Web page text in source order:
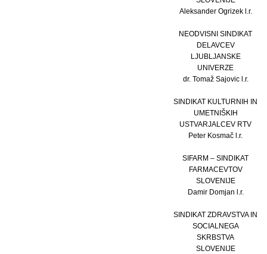
Aleksander Ogrizek l.r.
NEODVISNI SINDIKAT
DELAVCEV
LJUBLJANSKE
UNIVERZE
dr. Tomaž Sajovic l.r.
SINDIKAT KULTURNIH IN
UMETNIŠKIH
USTVARJALCEV RTV
Peter Kosmač l.r.
SIFARM – SINDIKAT
FARMACEVTOV
SLOVENIJE
Damir Domjan l.r.
SINDIKAT ZDRAVSTVA IN
SOCIALNEGA
SKRBSTVA
SLOVENIJE